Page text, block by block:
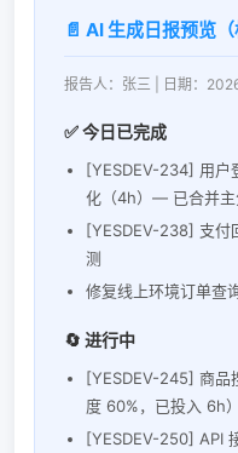
📄 AI 生成日报预览（
报告人：张三 | 日期：
✅ 今日已完成
[YESDEV-234] 用户
化（4h）— 已合并主
[YESDEV-238] 支付
测
修复线上环境订单查
🔄 进行中
[YESDEV-245] 商品
度 60%，已投入 6h）
[YESDEV-250] API